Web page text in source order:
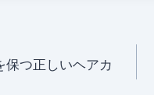
保つ正しいヘアカ